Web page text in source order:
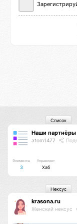
Наши партнёры
atom1477
Элементы
3
Управляет
Хаб
Список
krasona.ru
Женский нексус
Нексус